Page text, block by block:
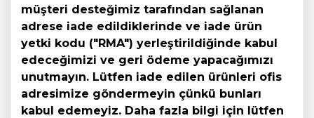
müşteri desteğimiz tarafından sağlanan
adrese iade edildiklerinde ve iade ürün
yetki kodu ("RMA") yerleştirildiğinde kabul
edeceğimizi ve geri ödeme yapacağımızı
unutmayın. Lütfen iade edilen ürünleri ofis
adresimize göndermeyin çünkü bunları
kabul edemeyiz. Daha fazla bilgi için lütfen